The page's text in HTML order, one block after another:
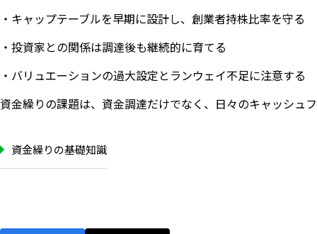
・キャップテーブルを早期に設計し、創業者持株比率を守る
・投資家との関係は調達後も継続的に育てる
・バリュエーションの過大設定とランウェイ不足に注意する
資金繰りの課題は、資金調達だけでなく、日々のキャッシュ
資金繰りの基礎知識